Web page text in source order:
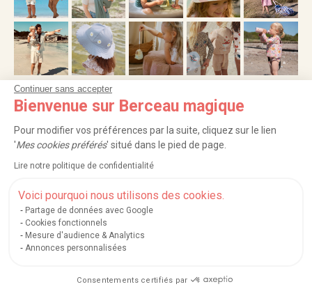
Continuer sans accepter
Bienvenue sur Berceau magique
Pour modifier vos préférences par la suite, cliquez sur le lien
'Mes cookies préférés' situé dans le pied de page.
Lire notre politique de confidentialité
Voici pourquoi nous utilisons des cookies.
Partage de données avec Google
Cookies fonctionnels
Mesure d'audience & Analytics
Annonces personnalisées
Consentements certifiés par
NOS SERVICES
INFORMATIONS
PROFESSIONNELS
LISTES CADEAUX